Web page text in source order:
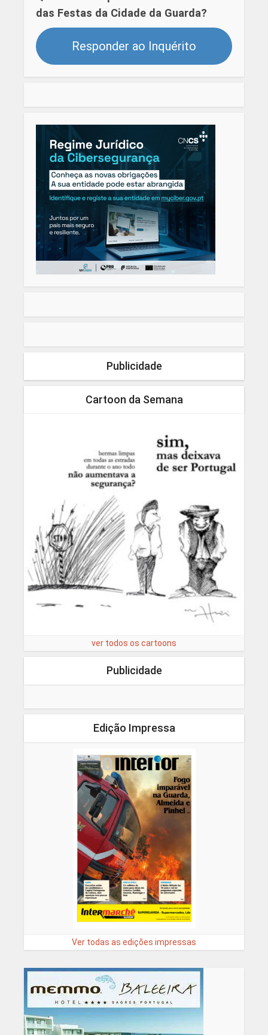
das Festas da Cidade da Guarda?
Responder ao Inquérito
Publicidade
Cartoon da Semana
ver todos os cartoons
Publicidade
Edição Impressa
Ver todas as edições impressas